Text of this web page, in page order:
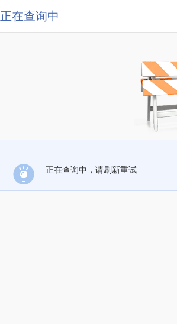
正在查询中
正在查询中，请刷新重试